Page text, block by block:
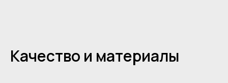
Качество и материалы